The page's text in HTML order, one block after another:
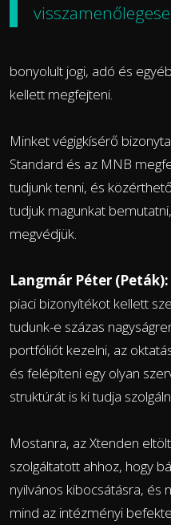
bonyolult jogi, adó és
kellett megfejteni.
Minket végigkísérő
Standard és az MNB
tudjunk tenni, és
tudjuk magunkat
megvédjük.
Langmár Péter (Peták):
piaci bizonyítékot kellett
tudunk-e százas
portfóliót kezelni, az
és felépíteni egy olyan
struktúrát is ki tudja
Mostanra, az Xtenden
szolgáltatott ahhoz, hogy
nyilvános kibocsátásra, és
mind az intézményi